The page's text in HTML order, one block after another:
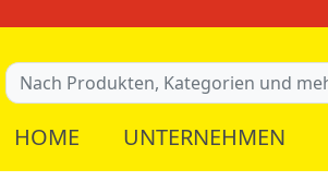
HOME UNTERNEHMEN